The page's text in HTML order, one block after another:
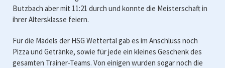
Butzbach aber mit 11:21 durch und konnte die Meisterschaft in
ihrer Altersklasse feiern.
Für die Mädels der HSG Wettertal gab es im Anschluss noch
Pizza und Getränke, sowie für jede ein kleines Geschenk des
gesamten Trainer-Teams. Von einigen wurden sogar noch die